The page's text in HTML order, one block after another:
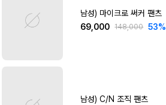
남성) 마이크로 써커 팬츠
69,000 148,000 53%
남성) C/N 조직 팬츠